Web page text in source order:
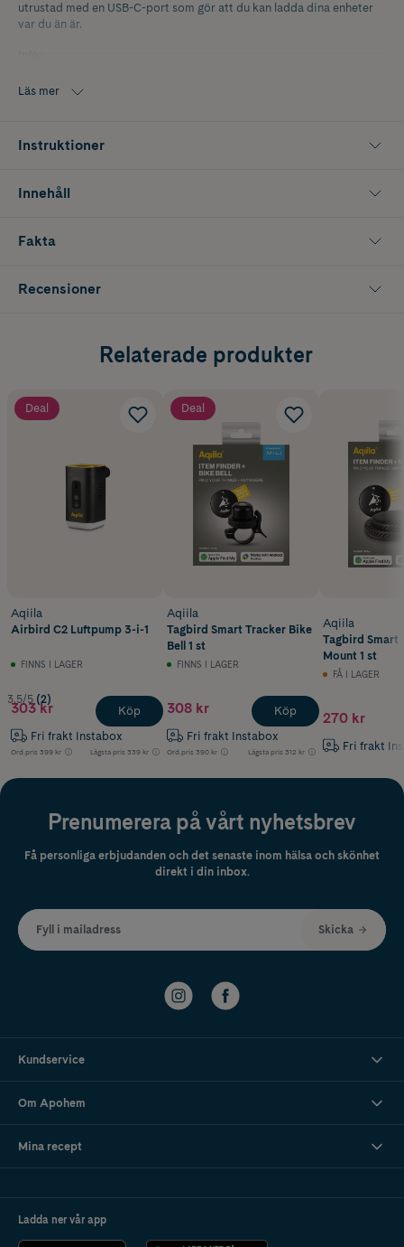
utrustad med en USB-C-port som gör att du kan ladda dina enheter
var du än är.
Utgångseffekt: 20W
Låg vikt (600 g)
Läs mer
Instruktioner
Innehåll
Fakta
Recensioner
Relaterade produkter
Deal
Aqiila
Airbird C2 Luftpump 3-i-1
FINNS I LAGER
3.5/5 (2)
303 kr
Fri frakt Instabox
Ord.pris 399 kr Lägsta pris 339 kr
Köp
Deal
Aqiila
Tagbird Smart Tracker Bike
Bell 1 st
FINNS I LAGER
308 kr
Fri frakt Instabox
Ord.pris 390 kr Lägsta pris 312 kr
Köp
Aqiila
Tagbird Smart
Mount 1 st
FÅ I LAGER
270 kr
Fri frakt
Prenumerera på vårt nyhetsbrev
Få personliga erbjudanden och det senaste inom hälsa och skönhet
direkt i din inbox.
Fyll i mailadress Skicka
Kundservice
Om Apohem
Mina recept
Ladda ner vår app